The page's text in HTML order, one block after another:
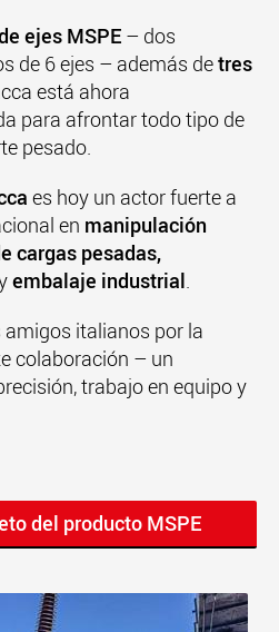
ejes MSPE – dos
de 6 ejes – además detres
está ahora
para afrontar todo tipo de
pesado.
es hoy un actor fuerte a
en manipulación
cargas pesadas,
embalaje industrial.
italianos por la
colaboración – un
trabajo en equipo y
del producto MSPE